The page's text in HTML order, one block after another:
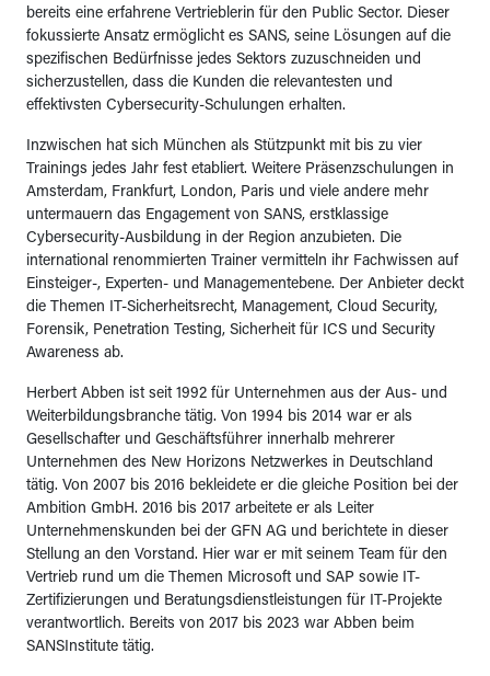
bereits eine erfahrene Vertrieblerin für den Public Sector. Dieser
fokussierte Ansatz ermöglicht es SANS, seine Lösungen auf die
spezifischen Bedürfnisse jedes Sektors zuzuschneiden und
sicherzustellen, dass die Kunden die relevantesten und
effektivsten Cybersecurity-Schulungen erhalten.
Inzwischen hat sich München als Stützpunkt mit bis zu vier
Trainings jedes Jahr fest etabliert. Weitere Präsenzschulungen in
Amsterdam, Frankfurt, London, Paris und viele andere mehr
untermauern das Engagement von SANS, erstklassige
Cybersecurity-Ausbildung in der Region anzubieten. Die
international renommierten Trainer vermitteln ihr Fachwissen auf
Einsteiger-, Experten- und Managementebene. Der Anbieter deckt
die Themen IT-Sicherheitsrecht, Management, Cloud Security,
Forensik, Penetration Testing, Sicherheit für ICS und Security
Awareness ab.
Herbert Abben ist seit 1992 für Unternehmen aus der Aus- und
Weiterbildungsbranche tätig. Von 1994 bis 2014 war er als
Gesellschafter und Geschäftsführer innerhalb mehrerer
Unternehmen des New Horizons Netzwerkes in Deutschland
tätig. Von 2007 bis 2016 bekleidete er die gleiche Position bei der
Ambition GmbH. 2016 bis 2017 arbeitete er als Leiter
Unternehmenskunden bei der GFN AG und berichtete in dieser
Stellung an den Vorstand. Hier war er mit seinem Team für den
Vertrieb rund um die Themen Microsoft und SAP sowie IT-
Zertifizierungen und Beratungsdienstleistungen für IT-Projekte
verantwortlich. Bereits von 2017 bis 2023 war Abben beim
SANSInstitute tätig.